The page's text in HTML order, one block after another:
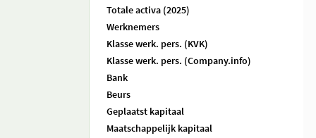
Totale activa (2025)
Werknemers
Klasse werk. pers. (KVK)
Klasse werk. pers. (Company.info)
Bank
Beurs
Geplaatst kapitaal
Maatschappelijk kapitaal